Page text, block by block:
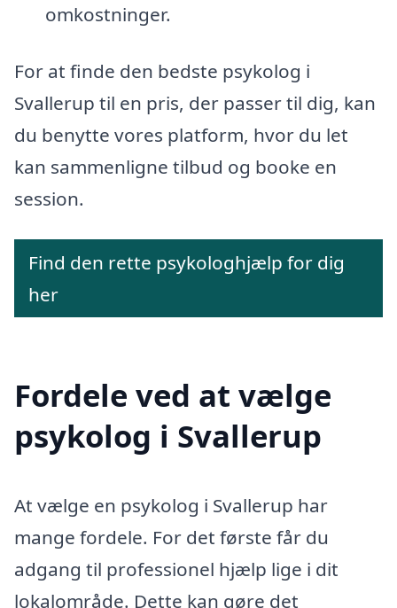
omkostninger.
For at finde den bedste psykolog i
Svallerup til en pris, der passer til dig, kan
du benytte vores platform, hvor du let
kan sammenligne tilbud og booke en
session.
Find den rette psykologhjælp for dig
her
Fordele ved at vælge
psykolog i Svallerup
At vælge en psykolog i Svallerup har
mange fordele. For det første får du
adgang til professionel hjælp lige i dit
lokalområde. Dette kan gøre det